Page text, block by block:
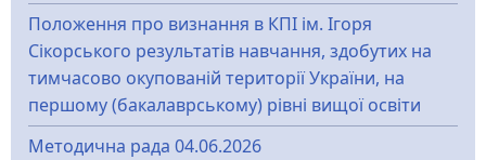
Положення про визнання в КПІ ім. Ігоря
Сікорського результатів навчання, здобутих на
тимчасово окупованій території України, на
першому (бакалаврському) рівні вищої освіти
Методична рада 04.06.2026